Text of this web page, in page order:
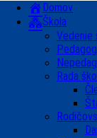
Domov
Škola
Vedenie
Rada